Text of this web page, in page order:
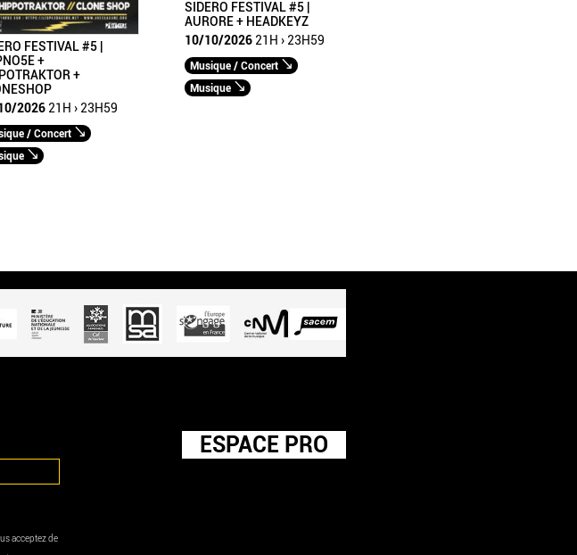
FESTIVAL #5 |
+
+
2026 21H › 23H59
/ Concert
SIDERO FESTIVAL #5 |
AURORE + HEADKEYZ
10/10/2026 21H › 23H59
Musique / Concert
Musique
acceptez de
ESPACE PRO